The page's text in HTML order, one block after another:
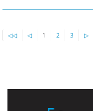
◁◁ ◁ 1 2 3 ▷